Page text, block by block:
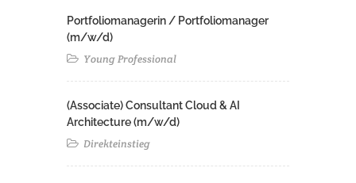
Portfoliomanagerin / Portfoliomanager
(m/w/d)
Young Professional
(Associate) Consultant Cloud & AI
Architecture (m/w/d)​ ​
Direkteinstieg